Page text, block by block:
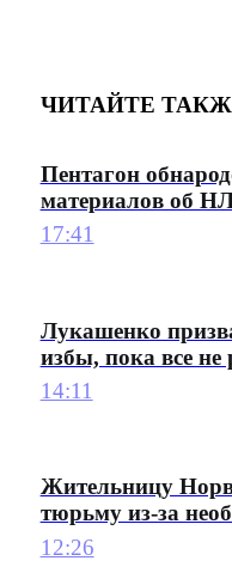
ЧИТАЙТЕ
Пентагон
материалов об
17:41
Лукашенко
избы, пока все не
14:11
Жительницу
тюрьму из-за
12:26